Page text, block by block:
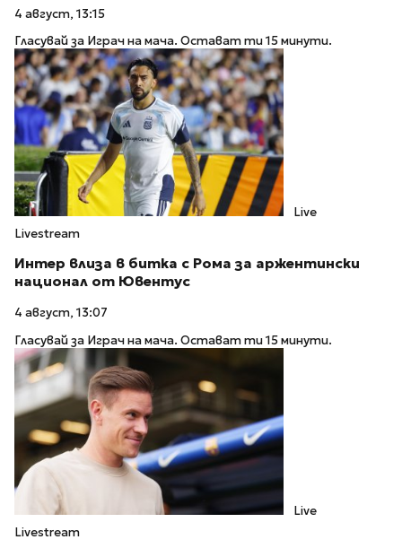
4 август, 13:15
Гласувай за Играч на мача. Остават ти 15 минути.
Live
Livestream
Интер влиза в битка с Рома за аржентински
национал от Ювентус
4 август, 13:07
Гласувай за Играч на мача. Остават ти 15 минути.
Live
Livestream